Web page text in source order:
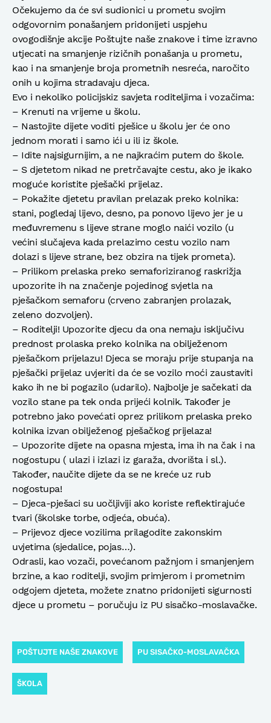
Očekujemo da će svi sudionici u prometu svojim
odgovornim ponašanjem pridonijeti uspjehu
ovogodišnje akcije Poštujte naše znakove i time izravno
utjecati na smanjenje rizičnih ponašanja u prometu,
kao i na smanjenje broja prometnih nesreća, naročito
onih u kojima stradavaju djeca.
Evo i nekoliko policijskiz savjeta roditeljima i vozačima:
– Krenuti na vrijeme u školu.
– Nastojite dijete voditi pješice u školu jer će ono
jednom morati i samo ići u ili iz škole.
– Idite najsigurnijim, a ne najkraćim putem do škole.
– S djetetom nikad ne pretrčavajte cestu, ako je ikako
moguće koristite pješački prijelaz.
– Pokažite djetetu pravilan prelazak preko kolnika:
stani, pogledaj lijevo, desno, pa ponovo lijevo jer je u
međuvremenu s lijeve strane moglo naići vozilo (u
većini slučajeva kada prelazimo cestu vozilo nam
dolazi s lijeve strane, bez obzira na tijek prometa).
– Prilikom prelaska preko semaforiziranog raskrižja
upozorite ih na značenje pojedinog svjetla na
pješačkom semaforu (crveno zabranjen prolazak,
zeleno dozvoljen).
– Roditelji! Upozorite djecu da ona nemaju isključivu
prednost prolaska preko kolnika na obilježenom
pješačkom prijelazu! Djeca se moraju prije stupanja na
pješački prijelaz uvjeriti da će se vozilo moći zaustaviti
kako ih ne bi pogazilo (udarilo). Najbolje je sačekati da
vozilo stane pa tek onda prijeći kolnik. Također je
potrebno jako povećati oprez prilikom prelaska preko
kolnika izvan obilježenog pješačkog prijelaza!
– Upozorite dijete na opasna mjesta, ima ih na čak i na
nogostupu ( ulazi i izlazi iz garaža, dvorišta i sl.).
Također, naučite dijete da se ne kreće uz rub
nogostupa!
– Djeca-pješaci su uočljiviji ako koriste reflektirajuće
tvari (školske torbe, odjeća, obuća).
– Prijevoz djece vozilima prilagodite zakonskim
uvjetima (sjedalice, pojas…).
Odrasli, kao vozači, povećanom pažnjom i smanjenjem
brzine, a kao roditelji, svojim primjerom i prometnim
odgojem djeteta, možete znatno pridonijeti sigurnosti
djece u prometu – poručuju iz PU sisačko-moslavačke.
POŠTUJTE NAŠE ZNAKOVE PU SISAČKO-MOSLAVAČKA
ŠKOLA